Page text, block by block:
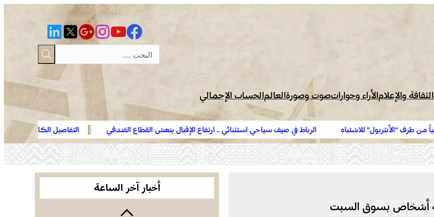
الثقافة والإعلامالأراء وحواراتصوت وصورةالعالمالحساب الإجمالي
للاشتباه
الرباط في صيف سياحي استثنائي .. ارتفاع الإقبال ينعش القطاع الفندقي
التفاصيل الكاملة لاقتحام ولي العهد مياه
الهدهد !
أشخاص بسوق السبت
أخبار آخر الساعة
العثور على جثة مقطعة الأطراف داخل عشة بمنطقة
منابع بوزملان والتحقيقات متواصلة لكشف ملابسات
الجريمة
“الأنتربول” للاشتباه في ارتباطه بشبكة إجرامية عابرة
الرباط في صيف سياحي استثنائي .. ارتفاع الإقبال ينعش